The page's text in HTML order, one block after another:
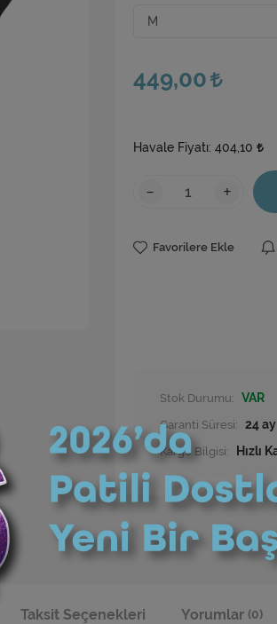
449,00
Havale Fiyatı: 404,10
- +
Favorilere Ekle
Stok Durumu: VAR
Garanti Süresi: 24 ay
Kargo Bilgisi:
Hızlı
Taksit Seçenekleri Yorumlar (0)